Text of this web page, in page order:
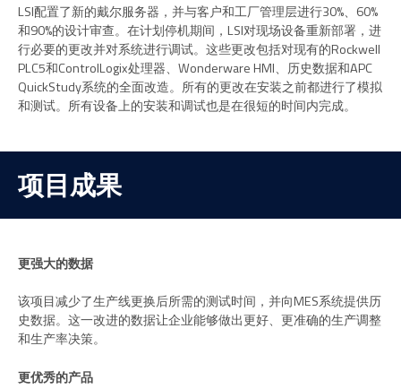
LSI配置了新的戴尔服务器，并与客户和工厂管理层进行30%、60%
和90%的设计审查。在计划停机期间，LSI对现场设备重新部署，进
行必要的更改并对系统进行调试。这些更改包括对现有的Rockwell
PLC5和ControlLogix处理器、Wonderware HMI、历史数据和APC
QuickStudy系统的全面改造。所有的更改在安装之前都进行了模拟
和测试。所有设备上的安装和调试也是在很短的时间内完成。
项目成果
更强大的数据
该项目减少了生产线更换后所需的测试时间，并向MES系统提供历
史数据。这一改进的数据让企业能够做出更好、更准确的生产调整
和生产率决策。
更优秀的产品